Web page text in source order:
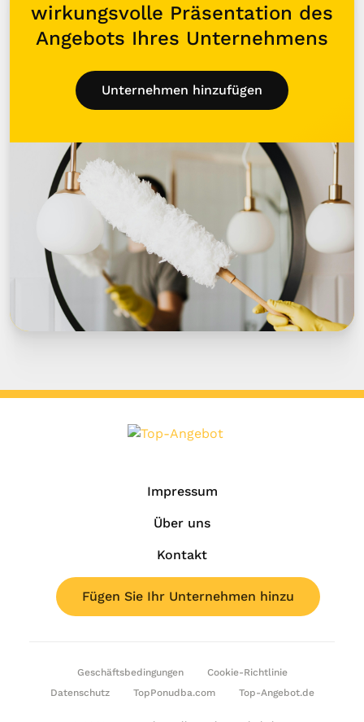
wirkungsvolle Präsentation des
Angebots Ihres Unternehmens
Unternehmen hinzufügen
Impressum
Über uns
Kontakt
Fügen Sie Ihr Unternehmen hinzu
Geschäftsbedingungen
Cookie-Richtlinie
Datenschutz
TopPonudba.com Top-Angebot.de